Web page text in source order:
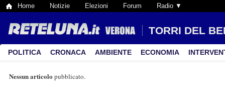
Home Notizie Elezioni Forum Radio ▼
TORRI DEL
POLITICA CRONACA AMBIENTE ECONOMIA
Nessun articolo pubblicato.